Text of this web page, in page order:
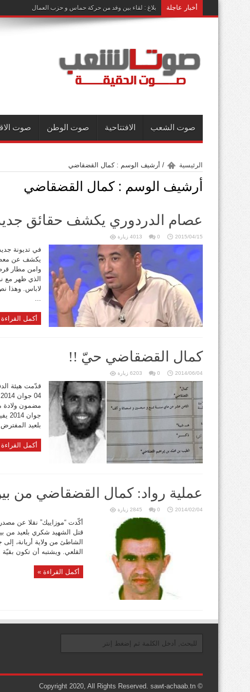
أخبار عاجلة بلاغ : لقاء بين وفد من حركة حماس و حزب العمال
صوت الشعب الافتتاحية صوت الوطن صوت
الرئيسية / أرشيف الوسم : كمال القضقاضي
أرشيف الوسم :كمال القضقاضي
عصام الدردوري يكشف حقائق
2015/04/15
0 4013 زيارة
في تديونة
يكشف عن
وامن مطار
الذي ظهر مع
لاباس. وهذا
...
أكمل
كمال القضقاضي حيّ !!
2014/06/04
0 6203 زيارة
قدّمت هيئة
بلعيد
أكمل
عملية رواد: كمال القضقاضي من
2014/02/04
0 2845 زيارة
أكّدت “موزاييك” نقلا عن
قتل الشهيد شكري بلعيد من
الشاطئ من ولاية أريانة،
القلعي. ويشتبه أن تكون بقيّة
أكمل القراءة »
© Copyright 2020, All Rights Reserved. sawt-achaab.tn